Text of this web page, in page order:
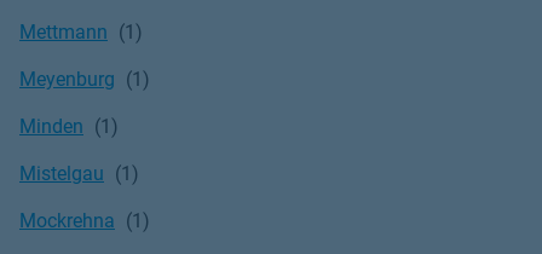
Mettmann
Meyenburg
Minden
Mistelgau
Mockrehna